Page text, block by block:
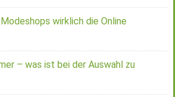
wirklich die Online
– was ist bei der Auswahl zu